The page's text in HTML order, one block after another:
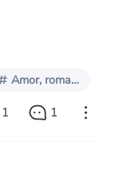
Uma
filme é
real, a
Amor, romance, idealización
1 1